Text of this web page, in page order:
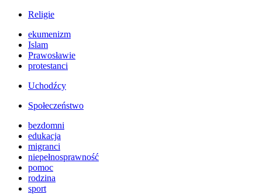
Religie
ekumenizm
Islam
Prawosławie
protestanci
Uchodźcy
Społeczeństwo
bezdomni
edukacja
migranci
niepełnosprawność
pomoc
rodzina
sport